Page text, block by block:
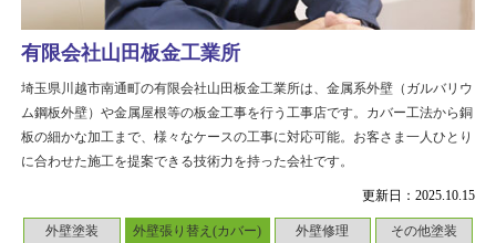
更新日：2025.10.15
外壁塗装 外壁張り替え(カバー) 外壁修理 その他塗装
有限会社山田板金工業所
埼玉県川越市南通町の有限会社山田板金工業所は、金属系外壁（ガルバリウ
ム鋼板外壁）や金属屋根等の板金工事を行う工事店です。カバー工法から銅
板の細かな加工まで、様々なケースの工事に対応可能。お客さま一人ひとり
に合わせた施工を提案できる技術力を持った会社です。